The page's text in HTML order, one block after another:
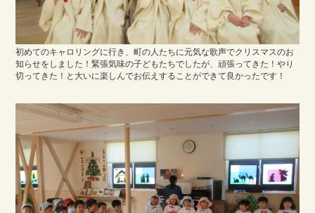
初めてのキャロリングに行き、町の人たちに元気な歌声でクリスマスのお
知らせをしました！緊張気味の子どもたちでしたが、頑張ってきた！やり
切ってきた！と大いに楽しんでお伝えすることができて良かったです！